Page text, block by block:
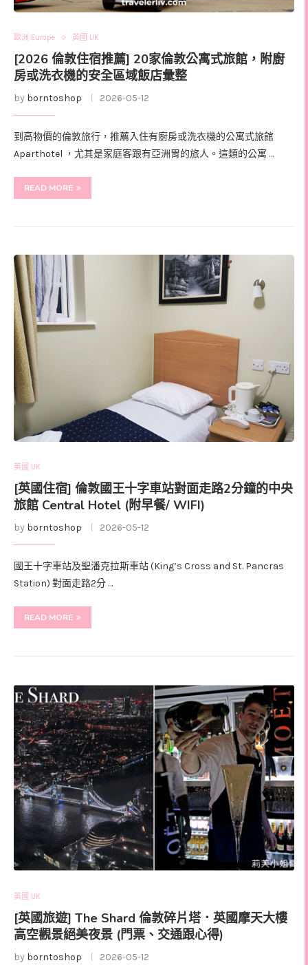
歐洲 Europe 英國 UK
[2026 倫敦住宿推薦] 20家倫敦公寓式旅館，附廚
房或洗衣機的安全區域飯店彙整
by borntoshop 2026-05-12
到高物價的倫敦旅行，推薦入住有廚房或洗衣機的公寓式旅館
Aparthotel ，尤其是家庭客跟有亞洲胃的旅人。這類的公寓 …
READ MORE
英國 UK
[英國住宿] 倫敦國王十字車站對面走路2分鐘的中央
旅館 Central Hotel (附早餐/ WIFI)
by borntoshop 2026-05-12
國王十字車站及聖潘克拉斯車站 (King’s Cross and St. Pancras
Station) 對面走路2分 …
READ MORE
英國 UK
[英國旅遊] The Shard 倫敦碎片塔．英國摩天大樓
高空觀景絕美夜景 (門票、交通跟心得)
by borntoshop 2026-05-12